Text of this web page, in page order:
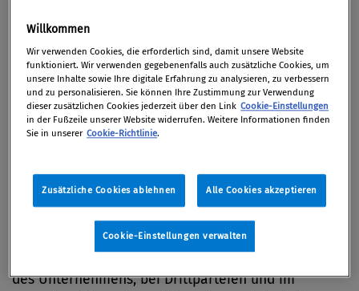
NAVEX ist der weltweit führende Anbieter von
Lösungen im Bereich Risiko- und Compliance-
Management
NAVEX geniesst das Vertrauen von 13.000
Organisationen – darunter 75 Prozent der
Plattform NAVEX One stärkt Risiko- und Compliance-
Programme und unterstützt Organisationen mit
fundierten Einblicken. NAVEX One bietet einen
ganzheitlichen 360-Grad-Blick auf Risiken innerhalb
des Unternehmens, bei Drittparteien und im
Willkommen
Wir verwenden Cookies, die erforderlich sind, damit unsere Website
funktioniert. Wir verwenden gegebenenfalls auch zusätzliche Cookies, um
unsere Inhalte sowie Ihre digitale Erfahrung zu analysieren, zu verbessern
und zu personalisieren. Sie können Ihre Zustimmung zur Verwendung
dieser zusätzlichen Cookies jederzeit über den Link Cookie-Einstellungen
in der Fußzeile unserer Website widerrufen. Weitere Informationen finden
Sie in unserer Cookie-Richtlinie.
Zusätzliche Cookies ablehnen Alle Cookies akzeptieren
Cookie-Einstellungen verwalten